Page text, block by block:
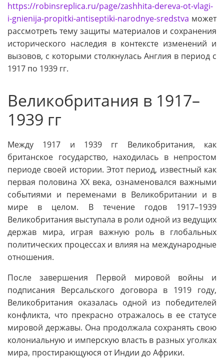
https://robinsreplica.ru/page/zashhita-dereva-ot-vlagi-
i-gnienija-propitki-antiseptiki-narodnye-sredstva может
рассмотреть тему защиты материалов и сохранения
исторического наследия в контексте изменений и
вызовов, с которыми столкнулась Англия в период с
1917 по 1939 гг.
Великобритания в 1917–
1939 гг
Между 1917 и 1939 гг Великобритания, как
британское государство, находилась в непростом
периоде своей истории. Этот период, известный как
первая половина XX века, ознаменовался важными
событиями и переменами в Великобритании и в
мире в целом. В течение годов 1917–1939
Великобритания выступала в роли одной из ведущих
держав мира, играя важную роль в глобальных
политических процессах и влияя на международные
отношения.
После завершения Первой мировой войны и
подписания Версальского договора в 1919 году,
Великобритания оказалась одной из победителей
конфликта, что прекрасно отражалось в ее статусе
мировой державы. Она продолжала сохранять свою
колониальную и имперскую власть в разных уголках
мира, простирающуюся от Индии до Африки.